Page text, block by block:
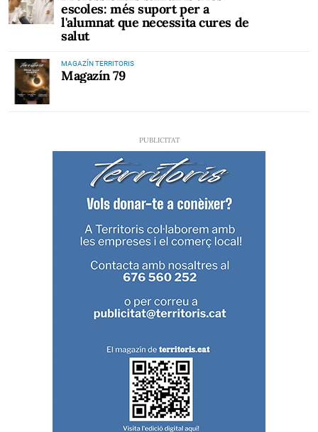
escoles: més suport per a
l'alumnat que necessita cures de
salut
MAGAZÍN TERRITORIS
Magazín 79